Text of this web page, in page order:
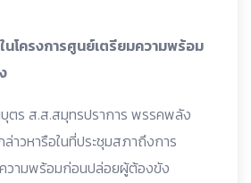
นโครงการศูนย์เตรียมความพร้อม
ตร ส.ส.สมุทรปราการ พรรคพลัง
าวหารือในที่ประชุมสภาถึงการ
วามพร้อมก่อนปล่อยผู้ต้องขัง